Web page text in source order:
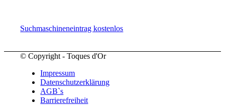
Suchmaschineneintrag kostenlos
© Copyright - Toques d'Or
Impressum
Datenschutzerklärung
AGB`s
Barrierefreiheit